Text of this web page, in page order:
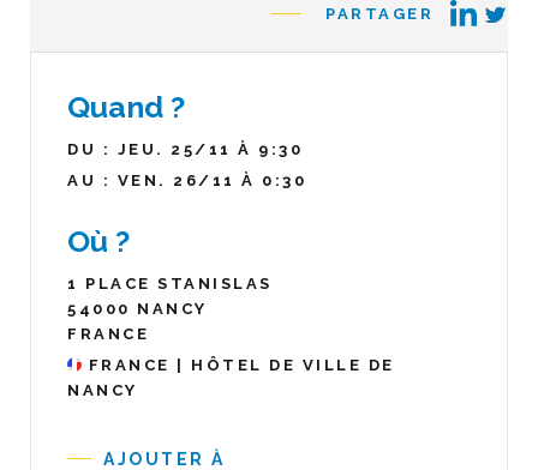
PARTAGER
Quand ?
DU : JEU. 25/11 À 9:30
AU : VEN. 26/11 À 0:30
Où ?
1 PLACE STANISLAS
54000 NANCY
FRANCE
FRANCE | HÔTEL DE VILLE DE
NANCY
AJOUTER À